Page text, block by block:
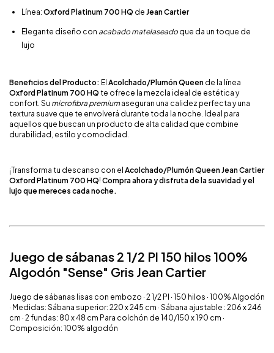
Línea: Oxford Platinum 700 HQ de Jean Cartier
Elegante diseño con acabado matelaseado que da un toque de
lujo
Beneficios del Producto: El Acolchado/Plumón Queen de la línea
Oxford Platinum 700 HQ te ofrece la mezcla ideal de estética y
confort. Su microfibra premiumaseguran una calidez perfecta y una
textura suave que te envolverá durante toda la noche. Ideal para
aquellos que buscan un producto de alta calidad que combine
durabilidad, estilo y comodidad.
¡Transforma tu descanso con el Acolchado/Plumón Queen Jean Cartier
Oxford Platinum 700 HQ! Compra ahora y disfruta de la suavidad y el
lujo que mereces cada noche.
Juego de sábanas 2 1/2 Pl 150 hilos 100%
Algodón "Sense" Gris Jean Cartier
Juego de sábanas lisas con embozo · 2 1/2 Pl · 150 hilos · 100% Algodón
· Medidas: Sábana superior: 220 x 245 cm · Sábana ajustable : 206 x 246
cm · 2 fundas: 80 x 48 cm Para colchón de 140/150 x 190 cm ·
Composición: 100% algodón